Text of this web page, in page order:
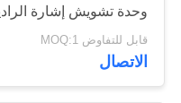
معلومات
21
وحدة تشويش إشارة
اللاسلكية المضادة
للطائرات بدون طيار
لحماية خصوصية كبار
قابل للتفاوض MOQ:1
الاتصال